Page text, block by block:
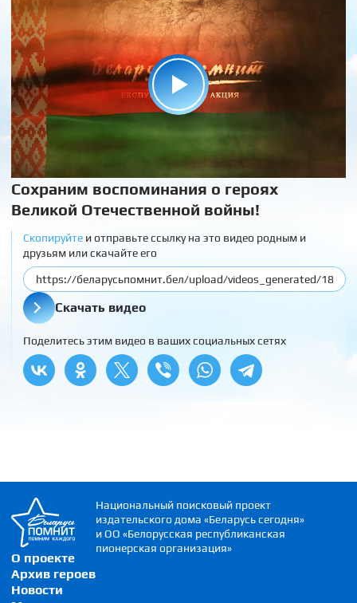
Сохраним воспоминания о героях
Великой Отечественной войны!
Скопируйтеи отправьте ссылку на это видео родным и
друзьям или скачайте его
Скачать видео
Поделитесь этим видео в ваших социальных сетях
О проекте
Архив героев
Новости
Национальный поисковый проект
издательского дома «Беларусь сегодня»
и ОО «Белорусская республиканская
пионерская организация»